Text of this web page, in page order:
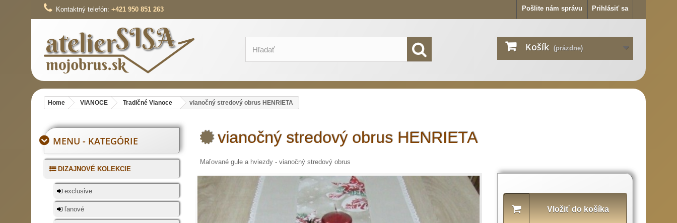
Prihlásiť sa
Pošlite nám správu
Kontaktný telefón: +421 950 851 263
Košík (prázdne)
Home VIANOCE Tradičné Vianoce vianočný stredový obrus HENRIETA
MENU - KATEGÓRIE
DIZAJNOVÉ KOLEKCIE
exclusive
ľanové
vianočný stredový obrus HENRIETA
Maľované gule a hviezdy - vianočný stredový obrus
Vložiť do košíka
produktu